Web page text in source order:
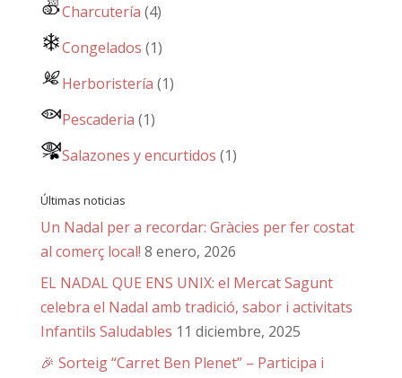
Charcutería (4)
Congelados (1)
Herboristería (1)
Pescaderia (1)
Salazones y encurtidos (1)
Últimas noticias
Un Nadal per a recordar: Gràcies per fer costat
al comerç local! 8 enero, 2026
EL NADAL QUE ENS UNIX: el Mercat Sagunt
celebra el Nadal amb tradició, sabor i activitats
Infantils Saludables 11 diciembre, 2025
🎉 Sorteig “Carret Ben Plenet” – Participa i